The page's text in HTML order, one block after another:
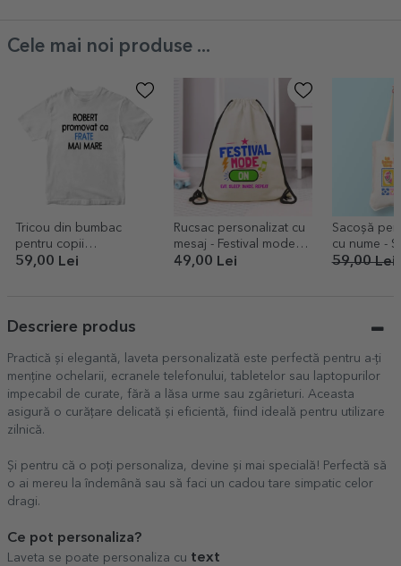
Cele mai noi produse ...
Tricou din bumbac
pentru copii
personalizat cu text
59,00 Lei
Rucsac personalizat cu
mesaj - Festival mode
on
49,00 Lei
Sacoșă
cu
59,00 Lei
Descriere produs
Practică și elegantă, laveta personalizată este perfectă pentru a-ți
menține ochelarii, ecranele telefonului, tabletelor sau laptopurilor
impecabil de curate, fără a lăsa urme sau zgârieturi. Aceasta
asigură o curățare delicată și eficientă, fiind ideală pentru utilizare
zilnică.
Și pentru că o poți personaliza, devine și mai specială! Perfectă să
o ai mereu la îndemână sau să faci un cadou tare simpatic celor
dragi.
Ce pot personaliza?
Laveta se poate personaliza cu text